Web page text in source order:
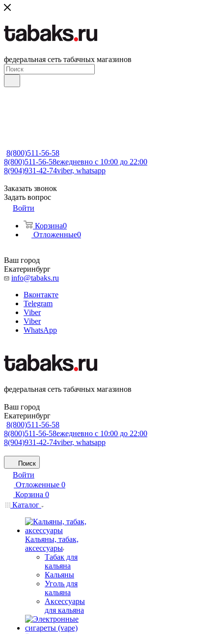
федеральная сеть табачных магазинов
8(800)511-56-58
8(800)511-56-58ежедневно с 10:00 до 22:00
8(904)931-42-74viber, whatsapp
Заказать звонок
Задать вопрос
Войти
Корзина0
Отложенные0
Ваш город
Екатеринбург
info@tabaks.ru
Вконтакте
Telegram
Viber
Viber
WhatsApp
федеральная сеть табачных магазинов
Ваш город
Екатеринбург
8(800)511-56-58
8(800)511-56-58ежедневно с 10:00 до 22:00
8(904)931-42-74viber, whatsapp
Поиск
Войти
Отложенные 0
Корзина 0
Каталог
Кальяны, табак,
аксессуары
Табак для
кальяна
Кальяны
Уголь для
кальяна
Аксессуары
для кальяна